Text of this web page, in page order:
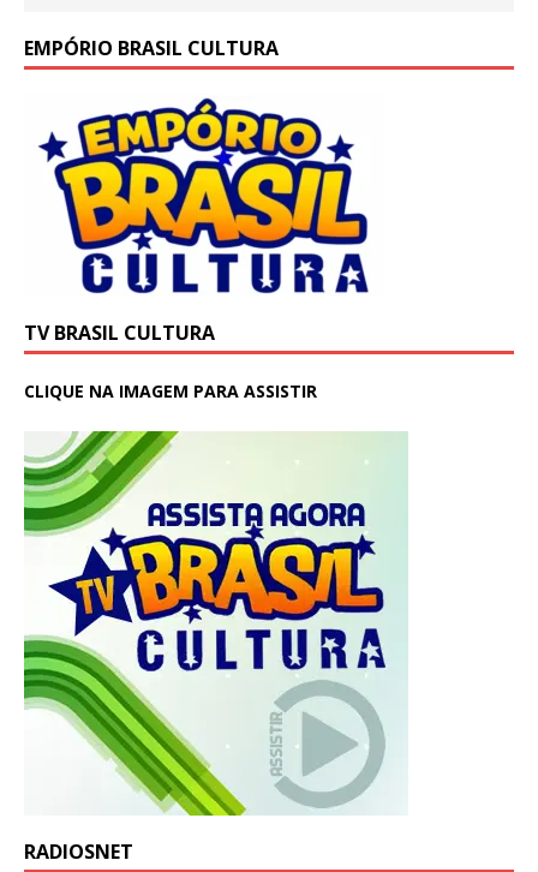
EMPÓRIO BRASIL CULTURA
TV BRASIL CULTURA
CLIQUE NA IMAGEM PARA ASSISTIR
RADIOSNET